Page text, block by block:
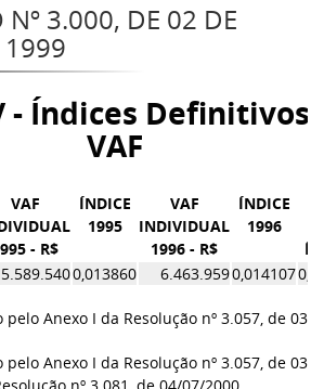
Nº 3.000, DE 02 DE
1999
- Índices Definitivos
VAF
VAF
- R$
ÍNDICE
1995
VAF
INDIVIDUAL
1996 - R$
ÍNDICE
1996
5.589.5400,013860 6.463.9590,014107
Anexo I da Resolução nº 3.057, de 03/
Anexo I da Resolução nº 3.057, de 03/